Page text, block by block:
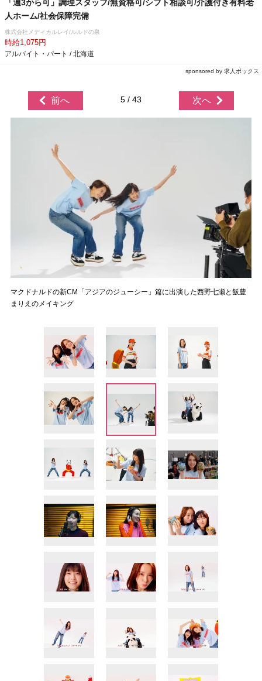
「週3から可」調理スタッフ/無資格可/シフト相談可/介護付き有料老
人ホーム/社会保障完備
株式会社メディカルレイ/ルルドの泉
時給1,075円
アルバイト・パート / 北海道
sponsored by 求人ボックス
前へ 5 / 43 次へ
マクドナルドの新CM「アジアのジューシー」篇に出演した西野七瀬と飯豊
まりえのメイキング